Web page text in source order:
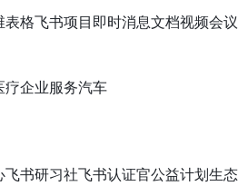
表格飞书项目即时消息文档视频会议
疗企业服务汽车
飞书研习社飞书认证官公益计划生态